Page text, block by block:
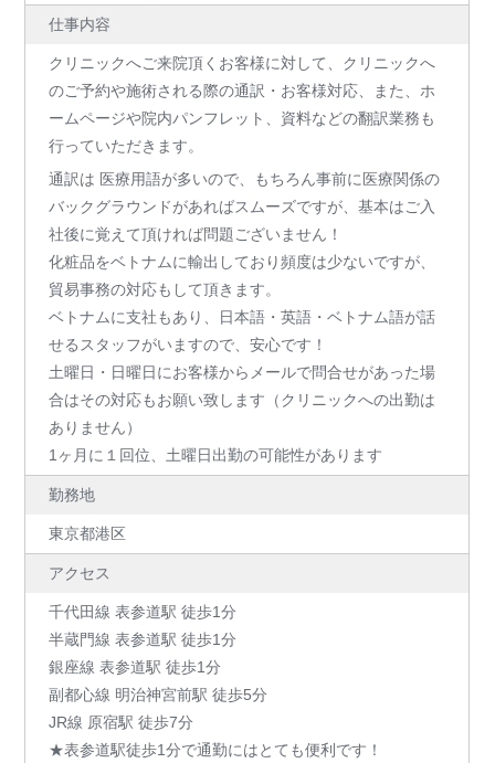
仕事内容
クリニックへご来院頂くお客様に対して、クリニックへ
のご予約や施術される際の通訳・お客様対応、また、ホ
ームページや院内パンフレット、資料などの翻訳業務も
行っていただきます。
通訳は 医療用語が多いので、もちろん事前に医療関係の
バックグラウンドがあればスムーズですが、基本はご入
社後に覚えて頂ければ問題ございません！
化粧品をベトナムに輸出しており頻度は少ないですが、
貿易事務の対応もして頂きます。
ベトナムに支社もあり、日本語・英語・ベトナム語が話
せるスタッフがいますので、安心です！
土曜日・日曜日にお客様からメールで問合せがあった場
合はその対応もお願い致します（クリニックへの出勤は
ありません）
1ヶ月に１回位、土曜日出勤の可能性があります
勤務地
東京都港区
アクセス
千代田線 表参道駅 徒歩1分
半蔵門線 表参道駅 徒歩1分
銀座線 表参道駅 徒歩1分
副都心線 明治神宮前駅 徒歩5分
JR線 原宿駅 徒歩7分
★表参道駅徒歩1分で通勤にはとても便利です！